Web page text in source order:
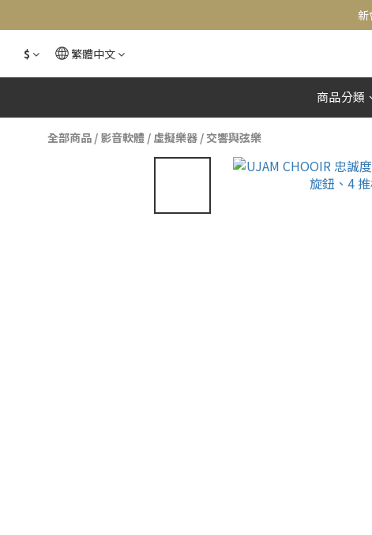
新
新
新
$ 繁體中文
商品分類
全部商品 / 影音軟體 / 虛擬樂器 / 交響與弦樂